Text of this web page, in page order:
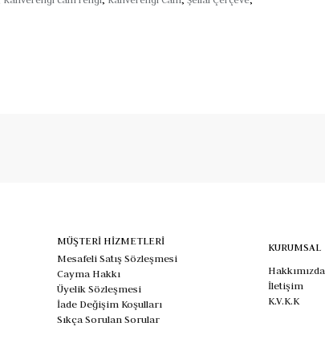
MÜŞTERİ HİZMETLERİ
Mesafeli Satış Sözleşmesi
Cayma Hakkı
Üyelik Sözleşmesi
İade Değişim Koşulları
Sıkça Sorulan Sorular
KURUMSAL
Hakkımızda
İletişim
K.V.K.K